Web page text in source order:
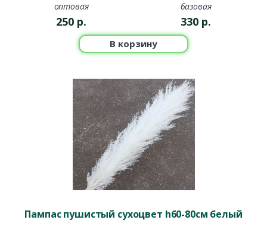
оптовая
250 р.
базовая
330 р.
В корзину
Пампас пушистый сухоцвет h60-80см белый